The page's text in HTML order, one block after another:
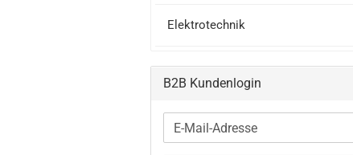
Elektrotechnik
B2B Kundenlogin
E-
Mail-